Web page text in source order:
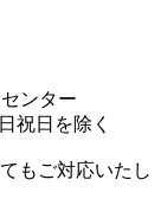
ンター
祝日を除く
もご対応いたし